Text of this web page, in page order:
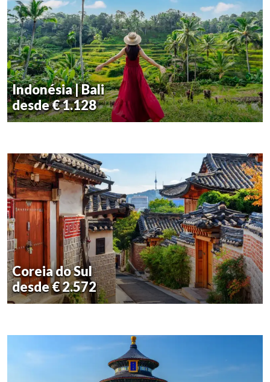
Indonésia | Bali
desde € 1.128
Coreia do Sul
desde € 2.572